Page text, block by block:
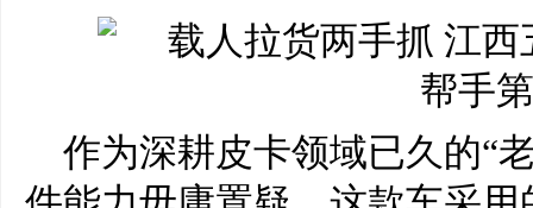
作为深耕皮卡领域已久的“